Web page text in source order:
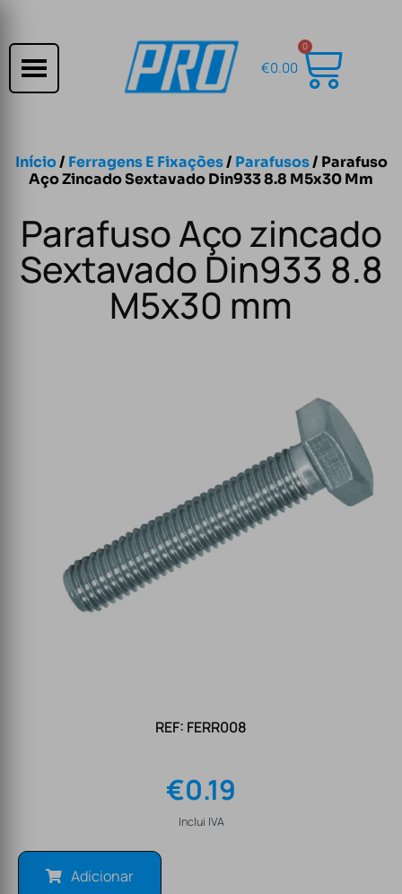
€0.00
0
Início/ Ferragens E Fixações/ Parafusos/ Parafuso
Aço Zincado Sextavado Din933 8.8 M5x30 Mm
Parafuso Aço zincado
Sextavado Din933 8.8
M5x30 mm
REF: FERR008
€0.19
Inclui IVA
Adicionar